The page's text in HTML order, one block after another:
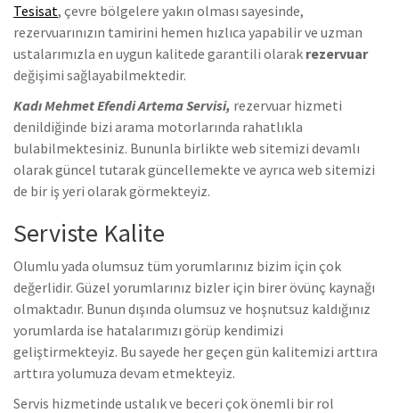
Tesisat, çevre bölgelere yakın olması sayesinde,
rezervuarınızın tamirini hemen hızlıca yapabilir ve uzman
ustalarımızla en uygun kalitede garantili olarak rezervuar
değişimi sağlayabilmektedir.
Kadı Mehmet Efendi Artema Servisi, rezervuar hizmeti
denildiğinde bizi arama motorlarında rahatlıkla
bulabilmektesiniz. Bununla birlikte web sitemizi devamlı
olarak güncel tutarak güncellemekte ve ayrıca web sitemizi
de bir iş yeri olarak görmekteyiz.
Serviste Kalite
Olumlu yada olumsuz tüm yorumlarınız bizim için çok
değerlidir. Güzel yorumlarınız bizler için birer övünç kaynağı
olmaktadır. Bunun dışında olumsuz ve hoşnutsuz kaldığınız
yorumlarda ise hatalarımızı görüp kendimizi
geliştirmekteyiz. Bu sayede her geçen gün kalitemizi arttıra
arttıra yolumuza devam etmekteyiz.
Servis hizmetinde ustalık ve beceri çok önemli bir rol